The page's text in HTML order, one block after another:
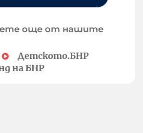
още от нашите
Детското.БНР
на БНР